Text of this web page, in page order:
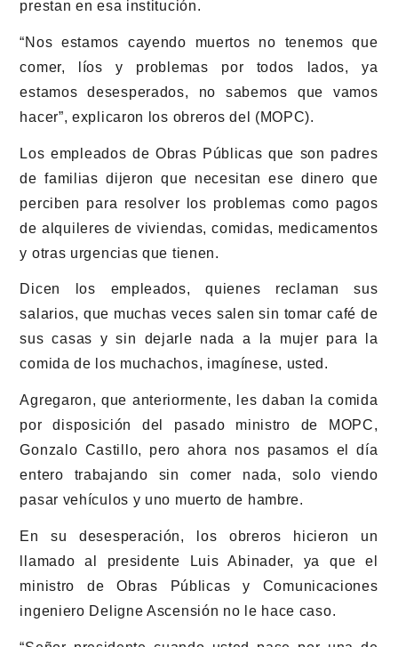
prestan en esa institución.
“Nos estamos cayendo muertos no tenemos que
comer, líos y problemas por todos lados, ya
estamos desesperados, no sabemos que vamos
hacer”, explicaron los obreros del (MOPC).
Los empleados de Obras Públicas que son padres
de familias dijeron que necesitan ese dinero que
perciben para resolver los problemas como pagos
de alquileres de viviendas, comidas, medicamentos
y otras urgencias que tienen.
Dicen los empleados, quienes reclaman sus
salarios, que muchas veces salen sin tomar café de
sus casas y sin dejarle nada a la mujer para la
comida de los muchachos, imagínese, usted.
Agregaron, que anteriormente, les daban la comida
por disposición del pasado ministro de MOPC,
Gonzalo Castillo, pero ahora nos pasamos el día
entero trabajando sin comer nada, solo viendo
pasar vehículos y uno muerto de hambre.
En su desesperación, los obreros hicieron un
llamado al presidente Luis Abinader, ya que el
ministro de Obras Públicas y Comunicaciones
ingeniero Deligne Ascensión no le hace caso.